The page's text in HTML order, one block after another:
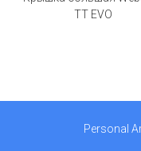
TT EVO
Personal